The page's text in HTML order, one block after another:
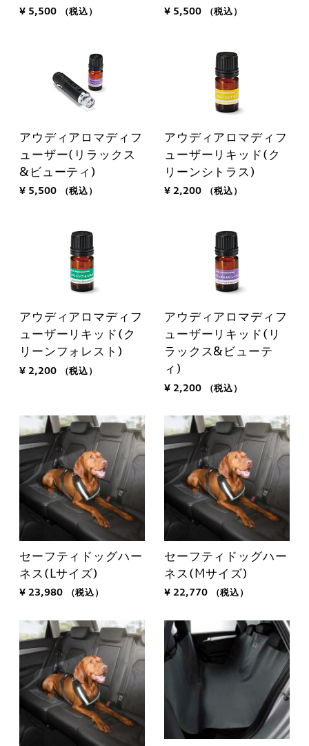
¥ 5,500 （税込） ¥ 5,500 （税込）
アウディアロマディフ
ューザー(リラックス
&ビューティ)
¥ 5,500 （税込）
アウディアロマディフ
ューザーリキッド(ク
リーンシトラス)
¥ 2,200 （税込）
アウディアロマディフ
ューザーリキッド(ク
リーンフォレスト)
¥ 2,200 （税込）
アウディアロマディフ
ューザーリキッド(リ
ラックス&ビューテ
ィ)
¥ 2,200 （税込）
セーフティドッグハー
ネス(Lサイズ)
¥ 23,980 （税込）
セーフティドッグハー
ネス(Mサイズ)
¥ 22,770 （税込）